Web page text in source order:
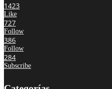
1423
Like
727
Follow
386
Follow
284
Subscribe